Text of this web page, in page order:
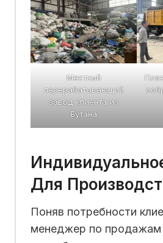
Местный
перерабатывающий
завод клиента из
Бутана
Для
Поняв потребности
менеджер по продажам